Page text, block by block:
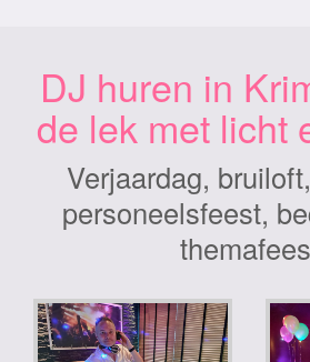
DJ huren in
de lek met licht
Verjaardag,
personeelsfeest,